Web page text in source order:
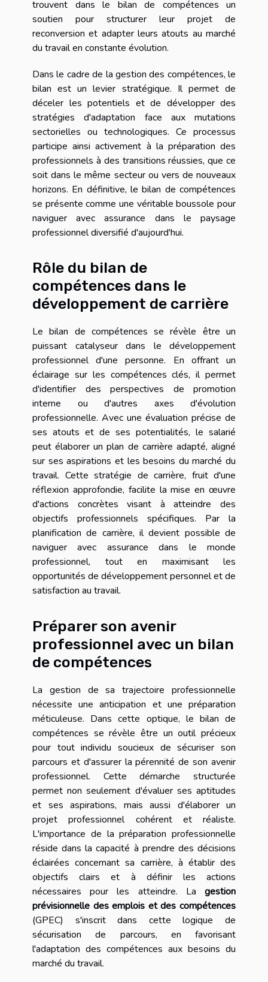
trouvent dans le bilan de compétences un
soutien pour structurer leur projet de
reconversion et adapter leurs atouts au marché
du travail en constante évolution.
Dans le cadre de la gestion des compétences, le
bilan est un levier stratégique. Il permet de
déceler les potentiels et de développer des
stratégies d'adaptation face aux mutations
sectorielles ou technologiques. Ce processus
participe ainsi activement à la préparation des
professionnels à des transitions réussies, que ce
soit dans le même secteur ou vers de nouveaux
horizons. En définitive, le bilan de compétences
se présente comme une véritable boussole pour
naviguer avec assurance dans le paysage
professionnel diversifié d'aujourd'hui.
Rôle du bilan de
compétences dans le
développement de carrière
Le bilan de compétences se révèle être un
puissant catalyseur dans le développement
professionnel d'une personne. En offrant un
éclairage sur les compétences clés, il permet
d'identifier des perspectives de promotion
interne ou d'autres axes d'évolution
professionnelle. Avec une évaluation précise de
ses atouts et de ses potentialités, le salarié
peut élaborer un plan de carrière adapté, aligné
sur ses aspirations et les besoins du marché du
travail. Cette stratégie de carrière, fruit d'une
réflexion approfondie, facilite la mise en œuvre
d'actions concrètes visant à atteindre des
objectifs professionnels spécifiques. Par la
planification de carrière, il devient possible de
naviguer avec assurance dans le monde
professionnel, tout en maximisant les
opportunités de développement personnel et de
satisfaction au travail.
Préparer son avenir
professionnel avec un bilan
de compétences
La gestion de sa trajectoire professionnelle
nécessite une anticipation et une préparation
méticuleuse. Dans cette optique, le bilan de
compétences se révèle être un outil précieux
pour tout individu soucieux de sécuriser son
parcours et d'assurer la pérennité de son avenir
professionnel. Cette démarche structurée
permet non seulement d'évaluer ses aptitudes
et ses aspirations, mais aussi d'élaborer un
projet professionnel cohérent et réaliste.
L'importance de la préparation professionnelle
réside dans la capacité à prendre des décisions
éclairées concernant sa carrière, à établir des
objectifs clairs et à définir les actions
nécessaires pour les atteindre. La gestion
prévisionnelle des emplois et des compétences
(GPEC) s'inscrit dans cette logique de
sécurisation de parcours, en favorisant
l'adaptation des compétences aux besoins du
marché du travail.